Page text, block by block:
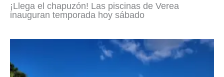
¡Llega el chapuzón! Las piscinas de Verea
inauguran temporada hoy sábado